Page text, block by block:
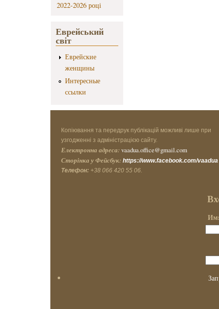
2022-2026 році
Еврейський
світ
Еврейские
женщины
Интересные
ссылки
Копіювання та передрук публікацій можливі лише при
узгодженні з адміністрацією сайту.
Електронна адреса: vaadua.office@gmail.com
Сторінка у Фейсбук: https://www.facebook.com/vaadua
Телефон: +38 066 420 55 06.